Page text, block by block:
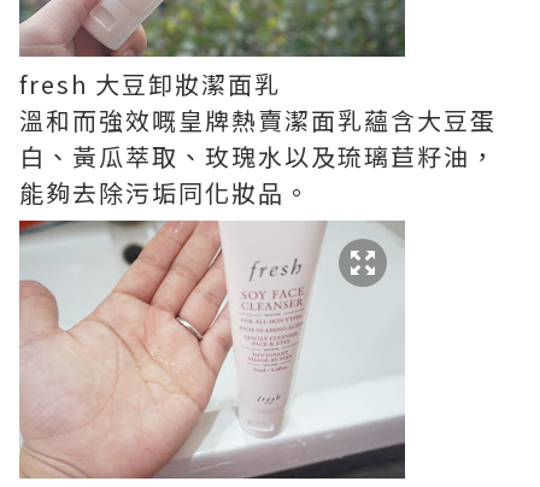
fresh 大豆卸妝潔面乳
溫和而強效嘅皇牌熱賣潔面乳蘊含大豆蛋
白、黃瓜萃取、玫瑰水以及琉璃苣籽油，
能夠去除污垢同化妝品。